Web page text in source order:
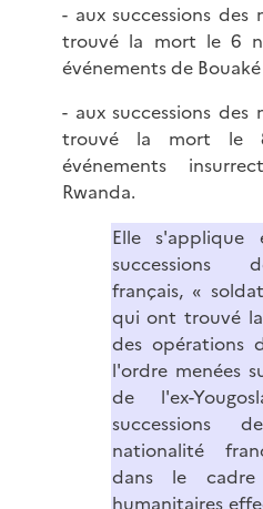
- aux successions
trouvé la mort le 6
événements de
- aux successions
trouvé la mort le
événements
Rwanda.
Elle s'applique
successions
français, «
qui ont trouvé
des opérations
l'ordre menées
de l'ex-
successions
nationalité
dans le cadre
humanitaires